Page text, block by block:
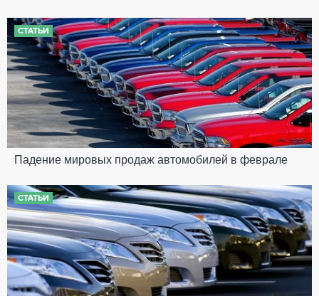
СТАТЬИ
Падение мировых продаж автомобилей в феврале
СТАТЬИ